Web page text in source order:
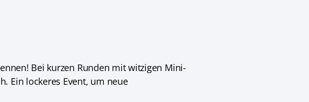
Bei kurzen Runden mit witzigen Mini-
Ein lockeres Event, um neue